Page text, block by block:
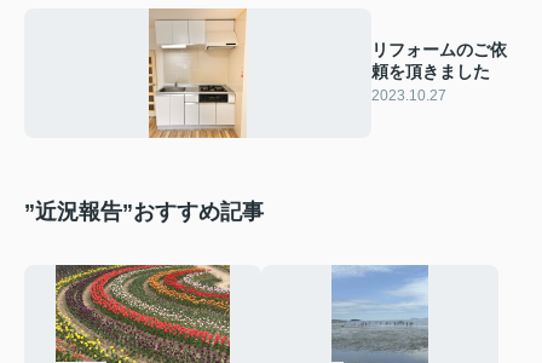
リフォームのご依
頼を頂きました
2023.10.27
”近況報告”おすすめ記事